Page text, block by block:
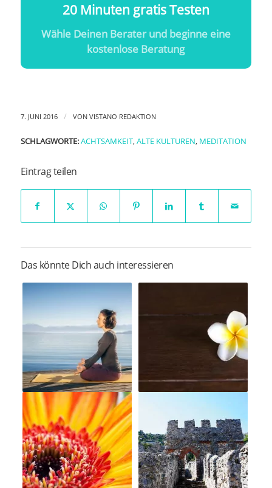
20 Minuten gratis Testen
Wähle Deinen Berater und beginne eine
kostenlose Beratung
7. JUNI 2016 / VON VISTANO REDAKTION
SCHLAGWORTE: ACHTSAMKEIT,ALTE KULTUREN, MEDITATION
Eintrag teilen
Das könnte Dich auch interessieren